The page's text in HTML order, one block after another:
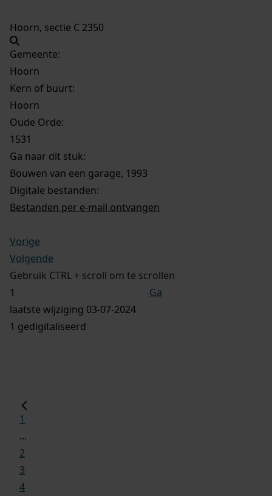
Hoorn, sectie C 2350
Gemeente:
Hoorn
Kern of buurt:
Hoorn
Oude Orde:
1531
Ga naar dit stuk:
Bouwen van een garage, 1993
Digitale bestanden:
Bestanden per e-mail ontvangen
Vorige
Volgende
Gebruik CTRL + scroll om te scrollen
Ga
laatste wijziging 03-07-2024
1 gedigitaliseerd
1
...
2
3
4